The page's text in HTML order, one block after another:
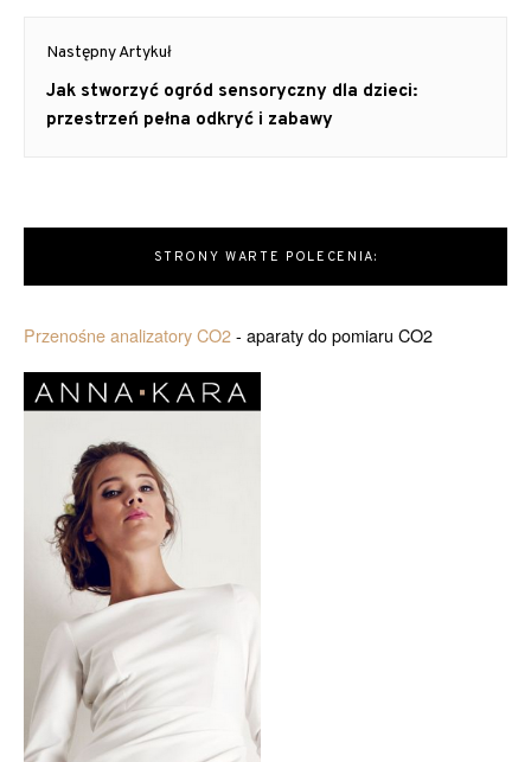
Następny Artykuł
Następny
Artykuł:
Jak stworzyć ogród sensoryczny dla dzieci:
przestrzeń pełna odkryć i zabawy
STRONY WARTE POLECENIA:
Przenośne analizatory CO2- aparaty do pomiaru CO2